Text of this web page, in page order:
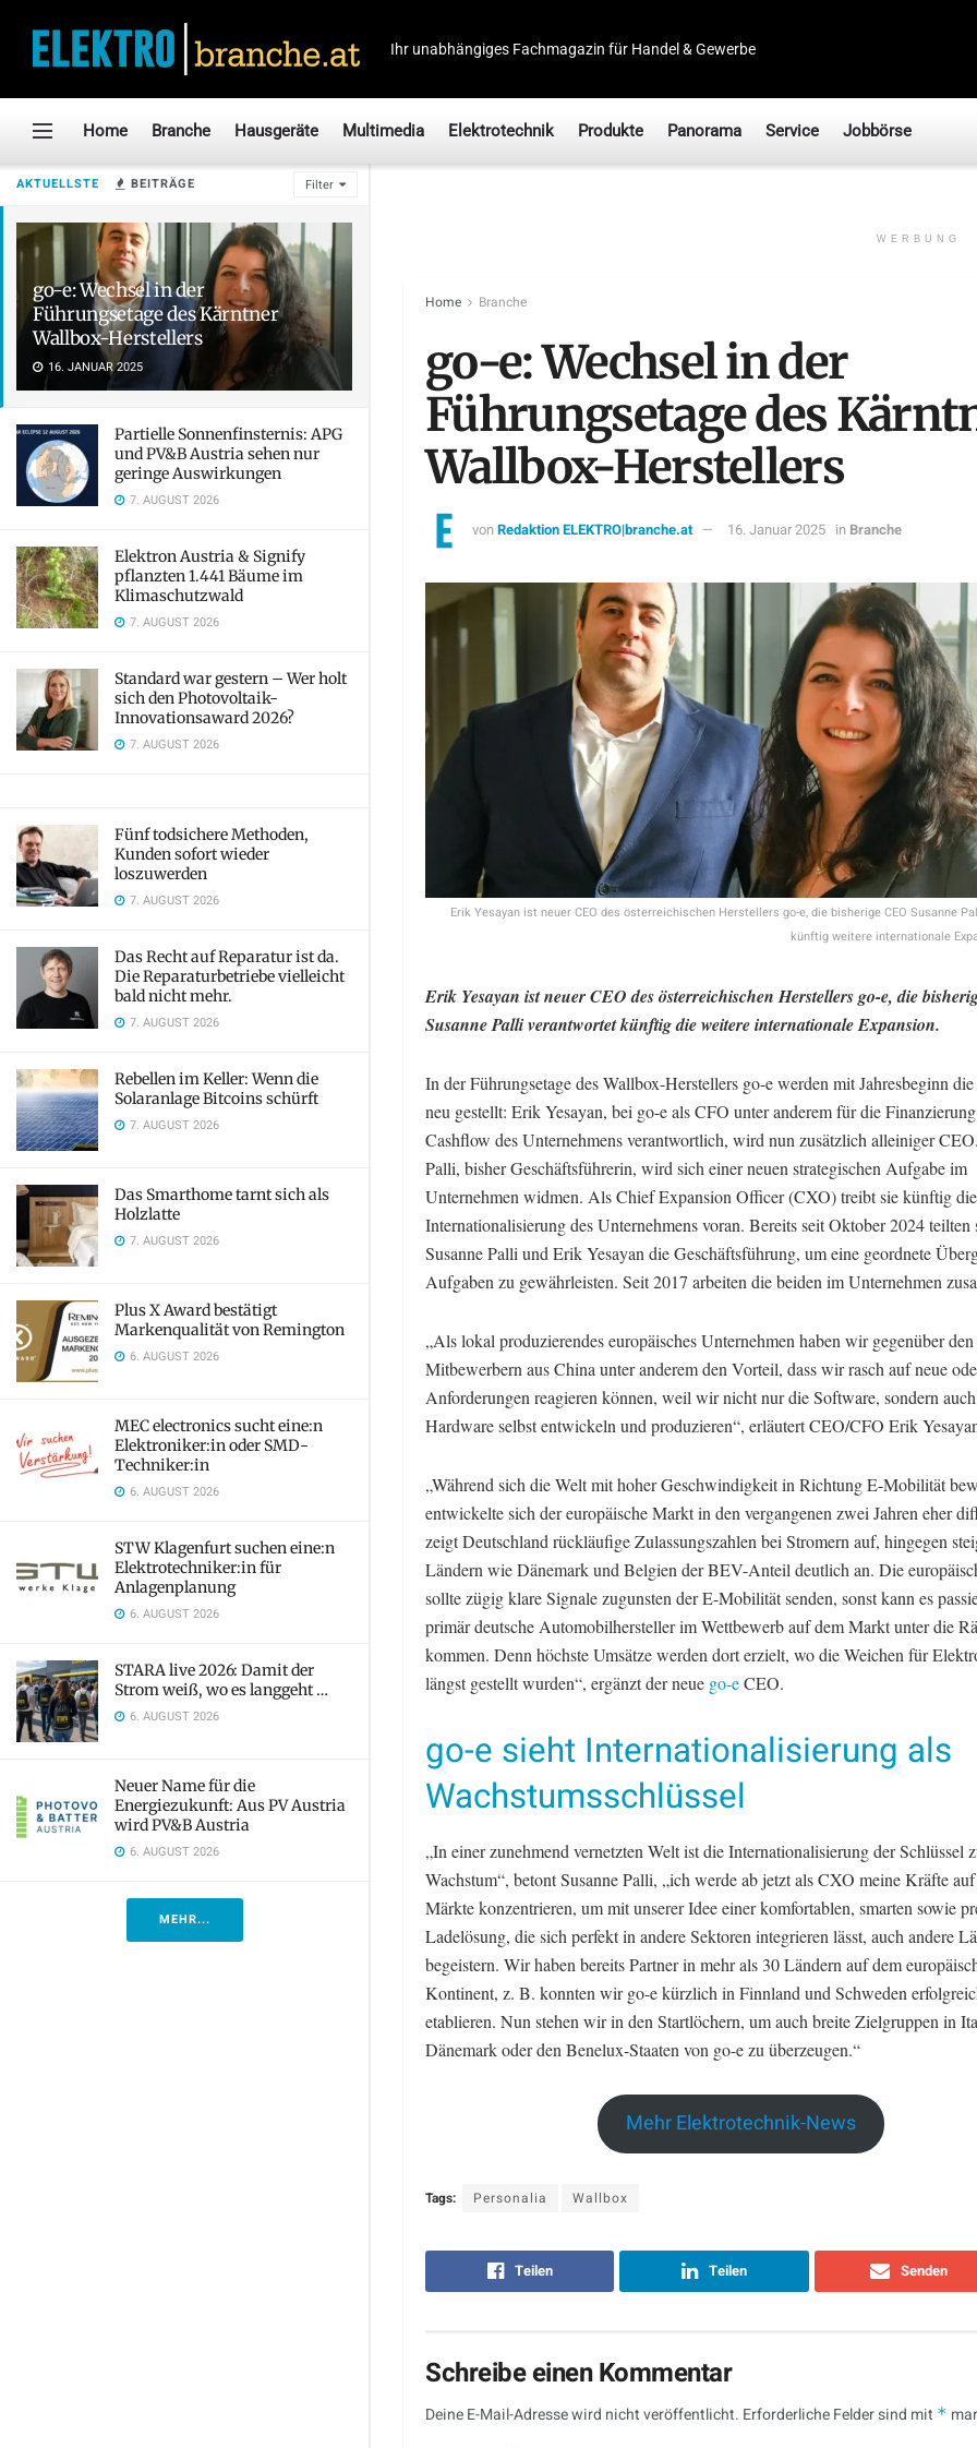
AKTUELLSTE BEITRÄGE Filter
go-e: Wechsel in der
Führungsetage des Kärntner
Wallbox-Herstellers
16. JANUAR 2025
Partielle Sonnenfinsternis: APG
und PV&B Austria sehen nur
geringe Auswirkungen
7. AUGUST 2026
Elektron Austria & Signify
pflanzten 1.441 Bäume im
Klimaschutzwald
7. AUGUST 2026
Standard war gestern – Wer holt
sich den Photovoltaik-
Innovationsaward 2026?
7. AUGUST 2026
Fünf todsichere Methoden,
Kunden sofort wieder
loszuwerden
7. AUGUST 2026
Das Recht auf Reparatur ist da.
Die Reparaturbetriebe vielleicht
bald nicht mehr.
7. AUGUST 2026
Rebellen im Keller: Wenn die
Solaranlage Bitcoins schürft
7. AUGUST 2026
Das Smarthome tarnt sich als
Holzlatte
7. AUGUST 2026
Plus X Award bestätigt
Markenqualität von Remington
6. AUGUST 2026
MEC electronics sucht eine:n
Elektroniker:in oder SMD-
Techniker:in
6. AUGUST 2026
STW Klagenfurt suchen eine:n
Elektrotechniker:in für
Anlagenplanung
6. AUGUST 2026
STARA live 2026: Damit der
Strom weiß, wo es langgeht …
6. AUGUST 2026
Neuer Name für die
Energiezukunft: Aus PV Austria
wird PV&B Austria
6. AUGUST 2026
MEHR...
Ihr unabhängiges Fachmagazin für Handel & Gewerbe
Home Branche Hausgeräte Multimedia Elektrotechnik Produkte Panorama Service Jobbörse
WERBUNG
Home Branche
go-e: Wechsel in der
Führungsetage des
Wallbox-Herstellers
vonRedaktion ELEKTRO|branche.at 16. Januar 2025 in Branche
Erik Yesayan ist neuer CEO des österreichischen Herstellers go-e, die bisherige CEO Susanne
künftig weitere internationale
Erik Yesayan ist neuer CEO des österreichischen Herstellers go-e, die
Susanne Palli verantwortet künftig die weitere internationale Expansion.
In der Führungsetage des Wallbox-Herstellers go-e werden mit Jahresbeginn
neu gestellt: Erik Yesayan, bei go-e als CFO unter anderem für die
Cashflow des Unternehmens verantwortlich, wird nun zusätzlich alleiniger
Palli, bisher Geschäftsführerin, wird sich einer neuen strategischen Aufgabe im
Unternehmen widmen. Als Chief Expansion Officer (CXO) treibt sie künftig die
Internationalisierung des Unternehmens voran. Bereits seit Oktober 2024 teilten
Susanne Palli und Erik Yesayan die Geschäftsführung, um eine geordnete
Aufgaben zu gewährleisten. Seit 2017 arbeiten die beiden im Unternehmen
„Als lokal produzierendes europäisches Unternehmen haben wir gegenüber den
Mitbewerbern aus China unter anderem den Vorteil, dass wir rasch auf neue
Anforderungen reagieren können, weil wir nicht nur die Software, sondern
Hardware selbst entwickeln und produzieren“, erläutert CEO/CFO Erik
„Während sich die Welt mit hoher Geschwindigkeit in Richtung E-Mobilität
entwickelte sich der europäische Markt in den vergangenen zwei Jahren eher
zeigt Deutschland rückläufige Zulassungszahlen bei Stromern auf, hingegen
Ländern wie Dänemark und Belgien der BEV-Anteil deutlich an. Die
sollte zügig klare Signale zugunsten der E-Mobilität senden, sonst kann es
primär deutsche Automobilhersteller im Wettbewerb auf dem Markt unter die
kommen. Denn höchste Umsätze werden dort erzielt, wo die Weichen für
längst gestellt wurden“, ergänzt der neue go-eCEO.
go-e sieht Internationalisierung als
Wachstumsschlüssel
„In einer zunehmend vernetzten Welt ist die Internationalisierung der Schlüssel
Wachstum“, betont Susanne Palli, „ich werde ab jetzt als CXO meine Kräfte
Märkte konzentrieren, um mit unserer Idee einer komfortablen, smarten sowie
Ladelösung, die sich perfekt in andere Sektoren integrieren lässt, auch andere
begeistern. Wir haben bereits Partner in mehr als 30 Ländern auf dem
Kontinent, z. B. konnten wir go-e kürzlich in Finnland und Schweden
etablieren. Nun stehen wir in den Startlöchern, um auch breite Zielgruppen in
Dänemark oder den Benelux-Staaten von go-e zu überzeugen.“
Mehr Elektrotechnik-News
Tags: Personalia Wallbox
Teilen Teilen Senden
Schreibe einen Kommentar
Deine E-Mail-Adresse wird nicht veröffentlicht. Erforderliche Felder sind mit *